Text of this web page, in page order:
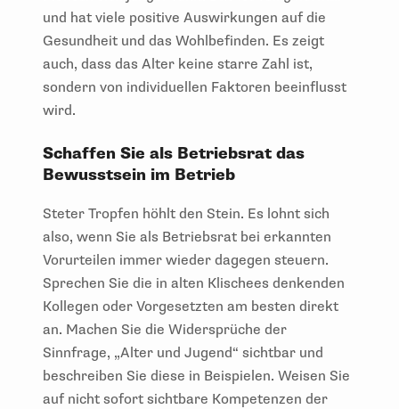
und hat viele positive Auswirkungen auf die
Gesundheit und das Wohlbefinden. Es zeigt
auch, dass das Alter keine starre Zahl ist,
sondern von individuellen Faktoren beeinflusst
wird.
Schaffen Sie als Betriebsrat das
Bewusstsein im Betrieb
Steter Tropfen höhlt den Stein. Es lohnt sich
also, wenn Sie als Betriebsrat bei erkannten
Vorurteilen immer wieder dagegen steuern.
Sprechen Sie die in alten Klischees denkenden
Kollegen oder Vorgesetzten am besten direkt
an. Machen Sie die Widersprüche der
Sinnfrage, „Alter und Jugend“ sichtbar und
beschreiben Sie diese in Beispielen. Weisen Sie
auf nicht sofort sichtbare Kompetenzen der